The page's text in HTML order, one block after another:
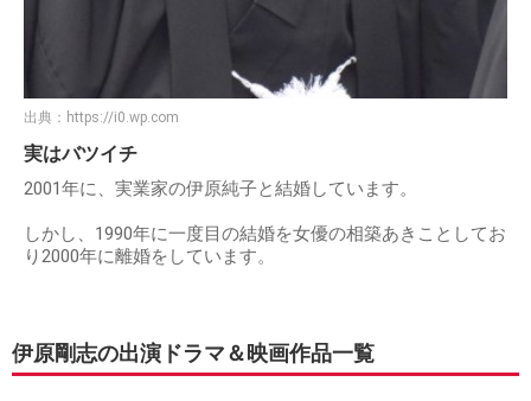
出典： https://i0.wp.com
実はバツイチ
2001年に、実業家の伊原純子と結婚しています。
しかし、1990年に一度目の結婚を女優の相築あきことしてお
り2000年に離婚をしています。
伊原剛志の出演ドラマ＆映画作品一覧